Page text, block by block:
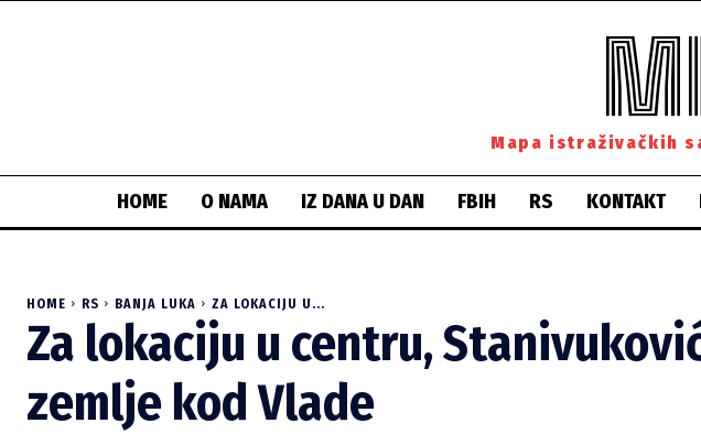
Mapa istraživačkih
HOME O NAMA IZ DANA U DAN FBIH RS KONTAKT
HOME RS BANJA LUKA ZA LOKACIJU U...
Za lokaciju u centru,
zemlje kod Vlade